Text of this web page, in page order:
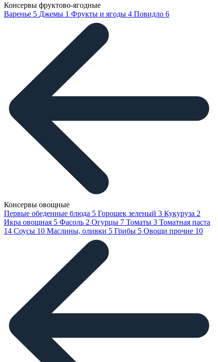
Консервы фруктово-ягодные
Варенье 5 Джемы 1 Фрукты и ягоды 4 Повидло 6
Консервы овощные
Первые обеденные блюда 5 Горошек зеленый 3 Кукуруза 2
Икра овощная 5 Фасоль 2 Огурцы 7 Томаты 3 Томатная паста
14 Соусы 10 Маслины, оливки 5 Грибы 5 Овощи прочие 10